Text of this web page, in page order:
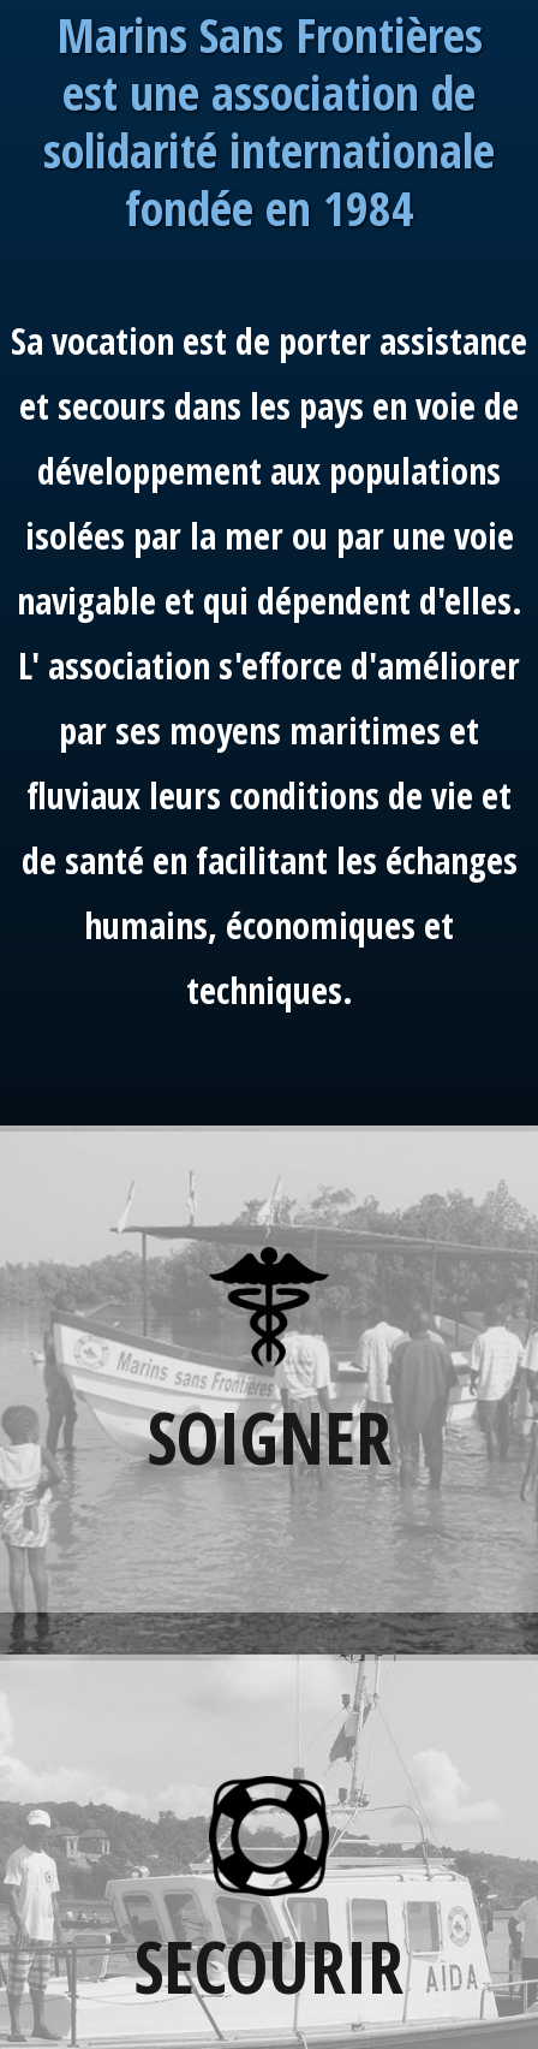
Marins Sans Frontières
est une association de
solidarité internationale
fondée en 1984
Sa vocation est de porter assistance
et secours dans les pays en voie de
développement aux populations
isolées par la mer ou par une voie
navigable et qui dépendent d'elles.
L' association s'efforce d'améliorer
par ses moyens maritimes et
fluviaux leurs conditions de vie et
de santé en facilitant les échanges
humains, économiques et
techniques.
SOIGNER
SOIGNER
Les bateaux, mis à disposition par MarSF,
permettent aux populations des villages les
plus isolés, d'accéder aux centres de soins et
servent de support pour des missions
médicales itinérantes.
EN SAVOIR PLUS
SECOURIR
SECOURIR
Avec le concours de la SNSM, MarSF
reconditionne des canots de sauvetage, envoie
du matériel de sécurité (gilets de sauvetage
etc...) pour porter secours à des marins
pêcheurs de Madagascar.
EN SAVOIR PLUS